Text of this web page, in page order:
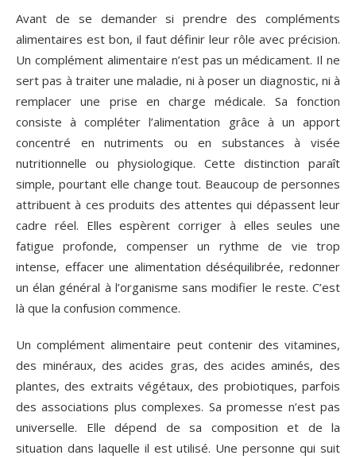
Avant de se demander si prendre des compléments
alimentaires est bon, il faut définir leur rôle avec précision.
Un complément alimentaire n’est pas un médicament. Il ne
sert pas à traiter une maladie, ni à poser un diagnostic, ni à
remplacer une prise en charge médicale. Sa fonction
consiste à compléter l’alimentation grâce à un apport
concentré en nutriments ou en substances à visée
nutritionnelle ou physiologique. Cette distinction paraît
simple, pourtant elle change tout. Beaucoup de personnes
attribuent à ces produits des attentes qui dépassent leur
cadre réel. Elles espèrent corriger à elles seules une
fatigue profonde, compenser un rythme de vie trop
intense, effacer une alimentation déséquilibrée, redonner
un élan général à l’organisme sans modifier le reste. C’est
là que la confusion commence.
Un complément alimentaire peut contenir des vitamines,
des minéraux, des acides gras, des acides aminés, des
plantes, des extraits végétaux, des probiotiques, parfois
des associations plus complexes. Sa promesse n’est pas
universelle. Elle dépend de sa composition et de la
situation dans laquelle il est utilisé. Une personne qui suit